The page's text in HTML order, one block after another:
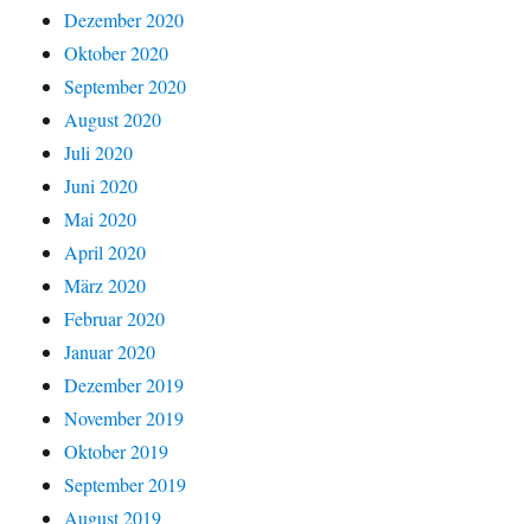
Dezember 2020
Oktober 2020
September 2020
August 2020
Juli 2020
Juni 2020
Mai 2020
April 2020
März 2020
Februar 2020
Januar 2020
Dezember 2019
November 2019
Oktober 2019
September 2019
August 2019